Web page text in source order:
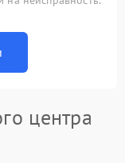
центра